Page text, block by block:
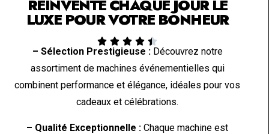
RÉINVENTE CHAQUE JOUR LE
LUXE POUR VOTRE BONHEUR
    
– Sélection Prestigieuse :Découvrez notre
assortiment de machines événementielles qui
combinent performance et élégance, idéales pour vos
cadeaux et célébrations.
– Qualité Exceptionnelle : Chaque machine est